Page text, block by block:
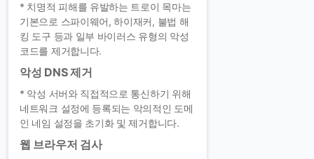
* 치명적 피해를 유발하는 트로이 목마는
기본으로 스파이웨어, 하이재커, 불법 해
킹 도구 등과 일부 바이러스 유형의 악성
코드를 제거합니다.
악성 DNS 제거
* 악성 서버와 직접적으로 통신하기 위해
네트워크 설정에 등록되는 악의적인 도메
인 네임 설정을 초기화 및 제거합니다.
웹 브라우저 검사